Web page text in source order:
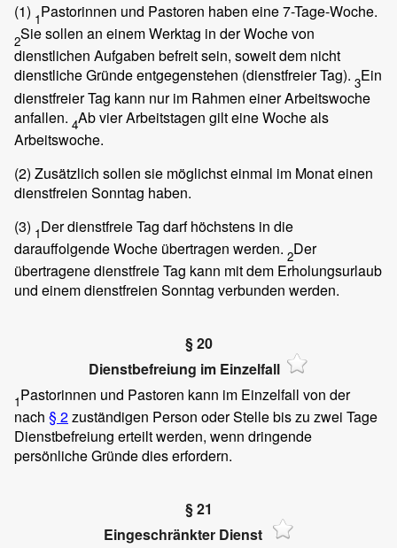
(1) 1Pastorinnen und Pastoren haben eine 7-Tage-Woche.
2Sie sollen an einem Werktag in der Woche von
dienstlichen Aufgaben befreit sein, soweit dem nicht
dienstliche Gründe entgegenstehen (dienstfreier Tag). 3Ein
dienstfreier Tag kann nur im Rahmen einer Arbeitswoche
anfallen. 4Ab vier Arbeitstagen gilt eine Woche als
Arbeitswoche.
(2) Zusätzlich sollen sie möglichst einmal im Monat einen
dienstfreien Sonntag haben.
(3) 1Der dienstfreie Tag darf höchstens in die
darauffolgende Woche übertragen werden. 2Der
übertragene dienstfreie Tag kann mit dem Erholungsurlaub
und einem dienstfreien Sonntag verbunden werden.
§ 20
Dienstbefreiung im Einzelfall
1Pastorinnen und Pastoren kann im Einzelfall von der
nach § 2zuständigen Person oder Stelle bis zu zwei Tage
Dienstbefreiung erteilt werden, wenn dringende
persönliche Gründe dies erfordern.
§ 21
Eingeschränkter Dienst